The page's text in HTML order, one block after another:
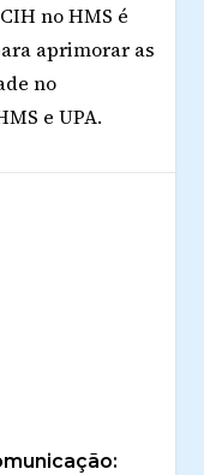
no HMS é
aprimorar as
no
e UPA.